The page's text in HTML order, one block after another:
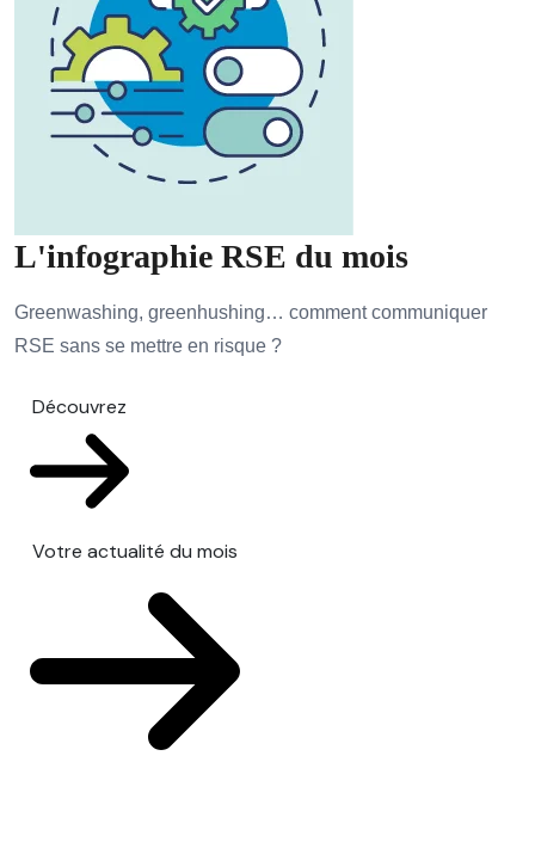
L'infographie RSE du mois
Greenwashing, greenhushing… comment communiquer
RSE sans se mettre en risque ?
Découvrez
Votre actualité du mois